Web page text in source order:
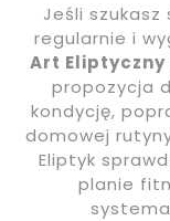
Jeśli
regularnie i
Art
propozycja
kondycję,
domowej
Eliptyk
planie